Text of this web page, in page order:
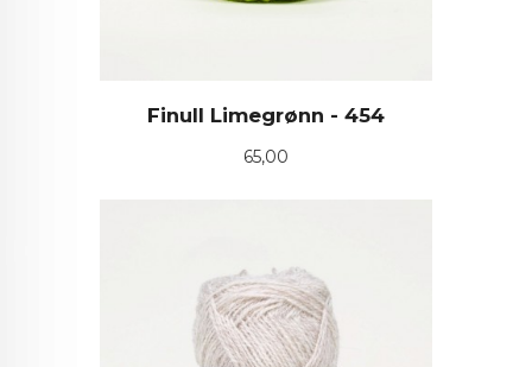
Finull Limegrønn - 454
Pris
65,00